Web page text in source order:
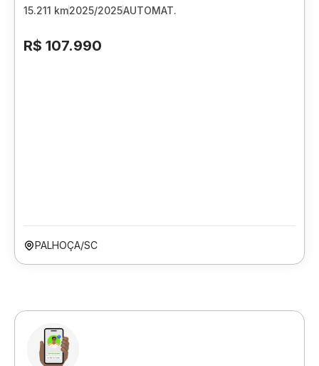
15.211 km2025/2025AUTOMAT.
R$ 107.990
PALHOÇA/SC